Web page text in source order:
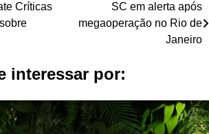
Críticas
SC em alerta após
megaoperação no Rio de
Janeiro
interessar por: